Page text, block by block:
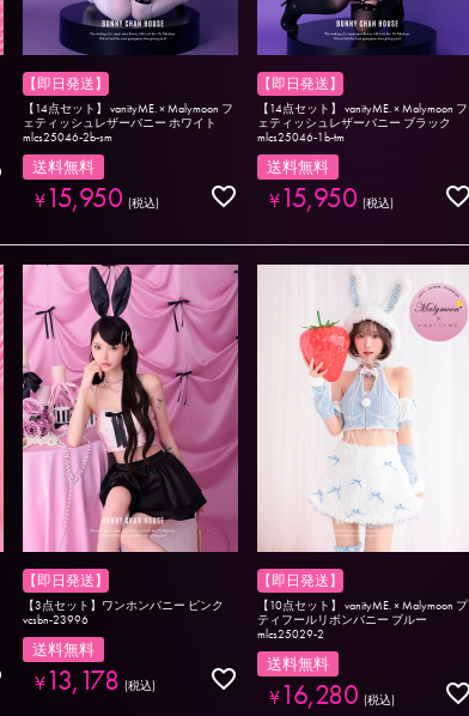
【即日発送】
【14点セット】 vanityME. × Malymoon フ
ェティッシュレザーバニー ホワイト
mlcs25046-2b-sm
送料無料
¥15,950 税込
【即日発送】
【14点セット】 vanityME. × Malymoon フ
ェティッシュレザーバニー ブラック
mlcs25046-1b-tm
送料無料
¥15,950 税込
【即日発送】
【3点セット】ワンホンバニー ピンク
vcsbn-23996
送料無料
¥13,178 税込
【即日発送】
【10点セット】 vanityME. × Malymoon プ
ティフールリボンバニー ブルー
mlcs25029-2
送料無料
¥16,280 税込